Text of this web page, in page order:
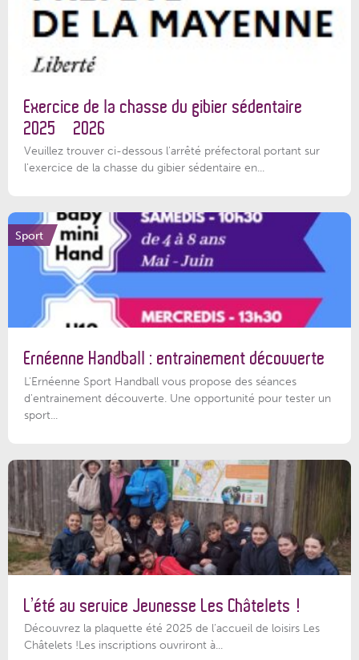
Exercice de la chasse du gibier sédentaire
2025 – 2026
Veuillez trouver ci-dessous l'arrêté préfectoral portant sur
l'exercice de la chasse du gibier sédentaire en...
Sport
Ernéenne Handball : entrainement découverte
L'Ernéenne Sport Handball vous propose des séances
d'entrainement découverte. Une opportunité pour tester un
sport...
L’été au service Jeunesse Les Châtelets !
Découvrez la plaquette été 2025 de l’accueil de loisirs Les
Châtelets !Les inscriptions ouvriront à...